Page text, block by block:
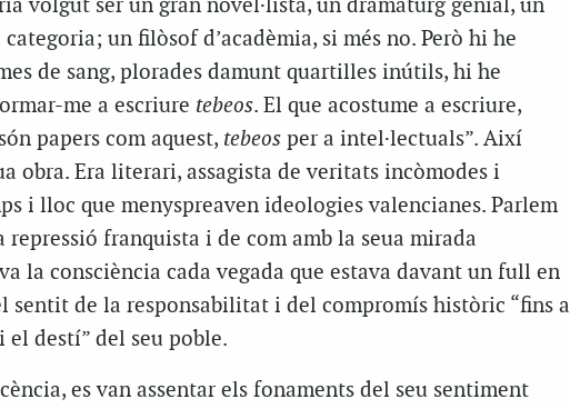
volgut ser un gran novel·lista, un dramaturg genial, un
un filòsof d’acadèmia, si més no. Però hi he
de sang, plorades damunt quartilles inútils, hi he
me a escriure tebeos. El que acostume a escriure,
papers com aquest, tebeosper a intel·lectuals”. Així
obra. Era literari, assagista de veritats incòmodes i
i lloc que menyspreaven ideologies valencianes. Parlem
repressió franquista i de com amb la seua mirada
la consciència cada vegada que estava davant un full en
sentit de la responsabilitat i del compromís històric “fins a
el destí” del seu poble.
es van assentar els fonaments del seu sentiment